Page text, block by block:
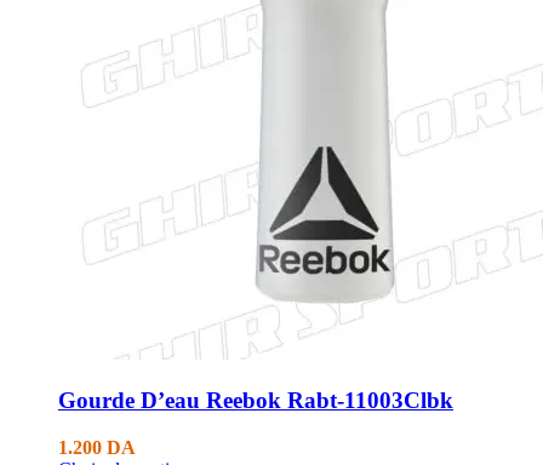
Gourde D’eau Reebok Rabt-11003Clbk
1.200 DA